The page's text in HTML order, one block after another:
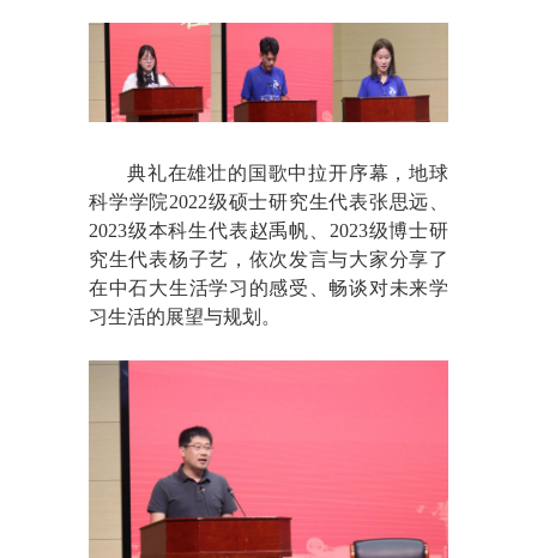
典礼在雄壮的国歌中拉开序幕，地球
科学学院2022级硕士研究生代表张思远、
2023级本科生代表赵禹帆、2023级博士研
究生代表杨子艺，依次发言与大家分享了
在中石大生活学习的感受、畅谈对未来学
习生活的展望与规划。